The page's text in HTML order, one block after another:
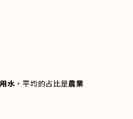
水 ，平均的占比是農業